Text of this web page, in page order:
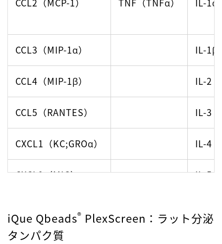
CD121a (IL-1 RI)
1）
アン
ン
CD121b（IL-1
RII）
CD62E（E-セレ
塩基
TNFRI
クチン）
CSF2
CSF）
CCL3（MIP-1α） IL-1β
CCL4（MIP-1β） IL-2
CCL5（RANTES） IL-3
CXCL1（KC;GROα） IL-4
CXCL9（MIG） IL-5
iQue Qbeads® PlexScreen ：ラット分泌
タンパク質